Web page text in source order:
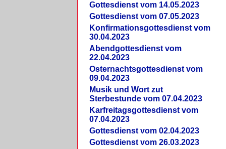
Gottesdienst vom 14.05.2023
Gottesdienst vom 07.05.2023
Konfirmationsgottesdienst vom
30.04.2023
Abendgottesdienst vom
22.04.2023
Osternachtsgottesdienst vom
09.04.2023
Musik und Wort zut
Sterbestunde vom 07.04.2023
Karfreitagsgottesdienst vom
07.04.2023
Gottesdienst vom 02.04.2023
Gottesdienst vom 26.03.2023